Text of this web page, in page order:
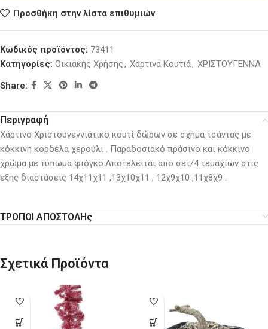
Προσθήκη στην λίστα επιθυμιών
Κωδικός προϊόντος: 73411
Κατηγορίες: Οικιακής Χρήσης, Χάρτινα Κουτιά, ΧΡΙΣΤΟΥΓΕΝΝΑ
Share:
Περιγραφή
Χάρτινο Χριστουγεννιάτικο κουτί δώρων σε σχήμα τσάντας με
κόκκινη κορδέλα χερούλι . Παραδοσιακό πράσινο και κόκκινο
χρώμα με τύπωμα φιόγκο.Αποτελείται απο σετ/4 τεμαχίων στις
εξης διαστάσεις 14χ11χ11 ,13χ10χ11 , 12χ9χ10 ,11χ8χ9 .
ΤΡΟΠΟΙ ΑΠΟΣΤΟΛΗς
Σχετικά Προϊόντα